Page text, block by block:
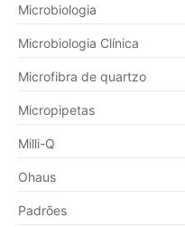
Microbiologia
Microbiologia Clínica
Microfibra de quartzo
Micropipetas
Milli-Q
Ohaus
Padrões